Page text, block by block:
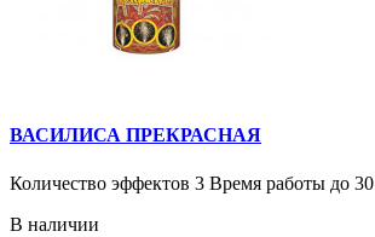
ВАСИЛИСА ПРЕКРАСНАЯ
Количество эффектов 3 Время работы до 30
В наличии